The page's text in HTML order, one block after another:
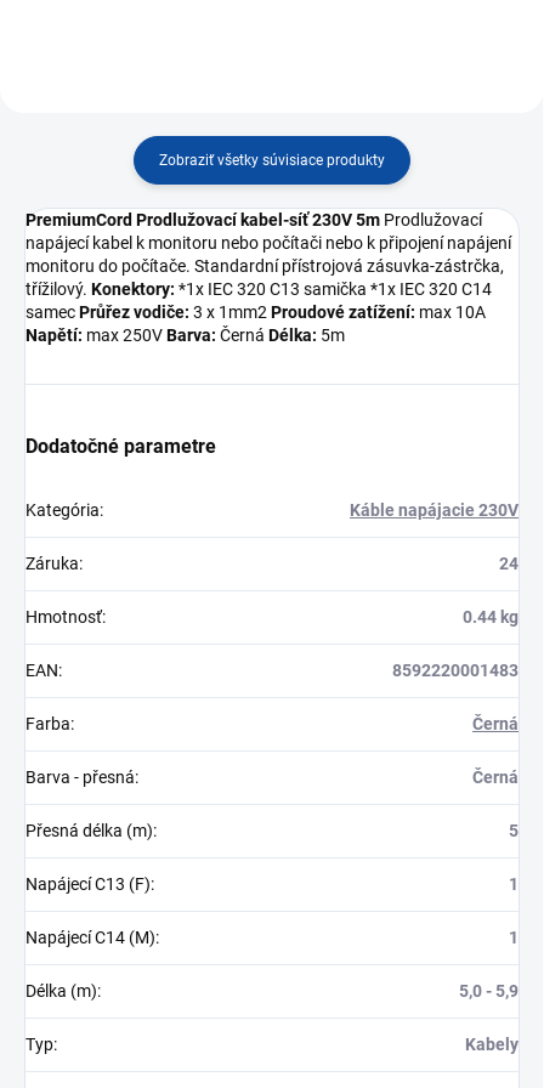
Zobraziť všetky súvisiace produkty
PremiumCord Prodlužovací kabel-síť 230V 5m Prodlužovací
napájecí kabel k monitoru nebo počítači nebo k připojení napájení
monitoru do počítače. Standardní přístrojová zásuvka-zástrčka,
třížilový. Konektory: *1x IEC 320 C13 samička *1x IEC 320 C14
samecPrůřez vodiče: 3 x 1mm2 Proudové zatížení: max 10A
Napětí: max 250VBarva: Černá Délka: 5m
Dodatočné parametre
Kategória: Káble napájacie 230V
Záruka: 24
Hmotnosť: 0.44 kg
EAN: 8592220001483
Farba: Černá
Barva - přesná: Černá
Přesná délka (m): 5
Napájecí C13 (F): 1
Napájecí C14 (M): 1
Délka (m): 5,0 - 5,9
Typ: Kabely